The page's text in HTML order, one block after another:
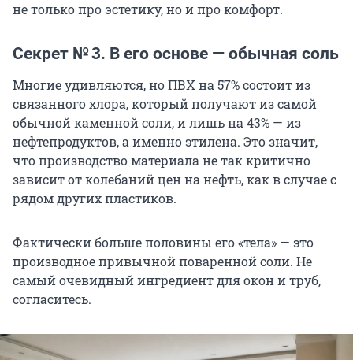
не только про эстетику, но и про комфорт.
Секрет № 3. В его основе — обычная соль
Многие удивляются, но ПВХ на 57% состоит из
связанного хлора, который получают из самой
обычной каменной соли, и лишь на 43% — из
нефтепродуктов, а именно этилена. Это значит,
что производство материала не так критично
зависит от колебаний цен на нефть, как в случае с
рядом других пластиков.
Фактически больше половины его «тела» — это
производное привычной поваренной соли. Не
самый очевидный ингредиент для окон и труб,
согласитесь.